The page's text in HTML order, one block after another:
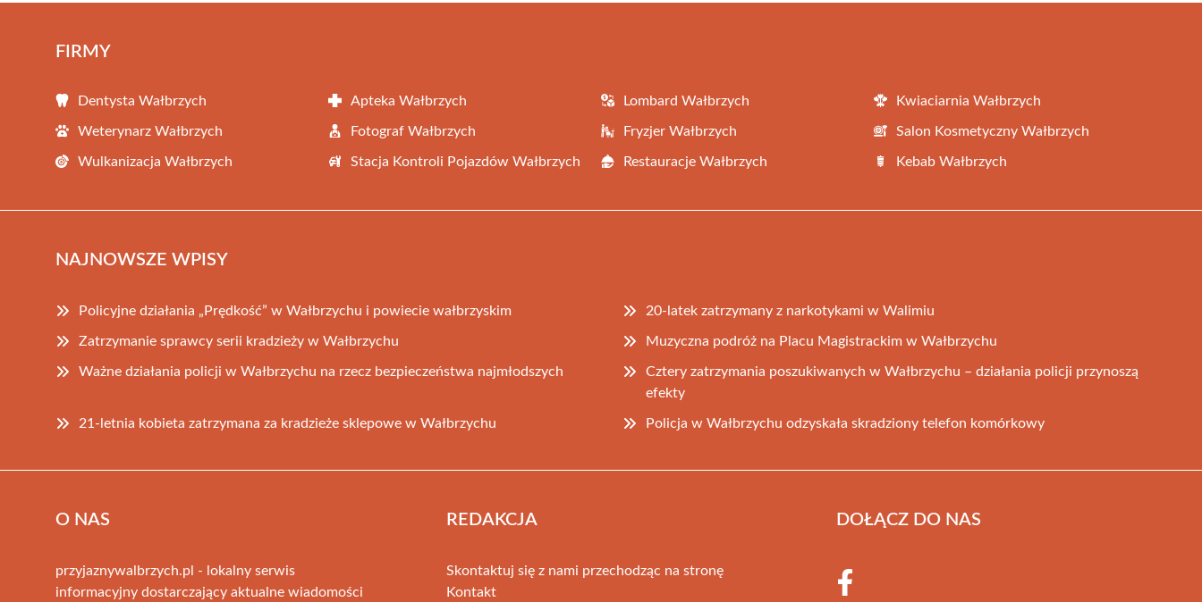
FIRMY
Dentysta Wałbrzych Apteka Wałbrzych Lombard Wałbrzych Kwiaciarnia Wałbrzych
Weterynarz Wałbrzych Fotograf Wałbrzych Fryzjer Wałbrzych Salon Kosmetyczny Wałbrzych
Wulkanizacja Wałbrzych Stacja Kontroli Pojazdów Wałbrzych Restauracje Wałbrzych Kebab Wałbrzych
NAJNOWSZE WPISY
Policyjne działania „Prędkość” w Wałbrzychu i powiecie wałbrzyskim 20-latek zatrzymany z narkotykami w Walimiu
Zatrzymanie sprawcy serii kradzieży w Wałbrzychu Muzyczna podróż na Placu Magistrackim w Wałbrzychu
Ważne działania policji w Wałbrzychu na rzecz bezpieczeństwa najmłodszych
Cztery zatrzymania poszukiwanych w Wałbrzychu – działania policji przynoszą
efekty
21-letnia kobieta zatrzymana za kradzieże sklepowe w Wałbrzychu Policja w Wałbrzychu odzyskała skradziony telefon komórkowy
O NAS
przyjaznywalbrzych.pl - lokalny serwis
informacyjny dostarczający aktualne wiadomości
REDAKCJA
Skontaktuj się z nami przechodząc na stronę
Kontakt
DOŁĄCZ DO NAS